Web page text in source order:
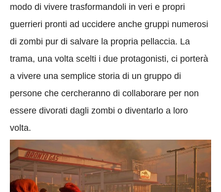
modo di vivere trasformandoli in veri e propri
guerrieri pronti ad uccidere anche gruppi numerosi
di zombi pur di salvare la propria pellaccia. La
trama, una volta scelti i due protagonisti, ci porterà
a vivere una semplice storia di un gruppo di
persone che cercheranno di collaborare per non
essere divorati dagli zombi o diventarlo a loro
volta.